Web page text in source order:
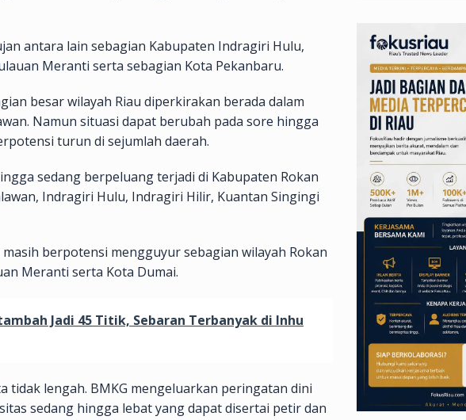
antara lain sebagian Kabupaten Indragiri Hulu,
Meranti serta sebagian Kota Pekanbaru.
besar wilayah Riau diperkirakan berada dalam
Namun situasi dapat berubah pada sore hingga
turun di sejumlah daerah.
sedang berpeluang terjadi di Kabupaten Rokan
Indragiri Hulu, Indragiri Hilir, Kuantan Singingi
berpotensi mengguyur sebagian wilayah Rokan
Meranti serta Kota Dumai.
Jadi 45 Titik, Sebaran Terbanyak di Inhu
tidak lengah. BMKG mengeluarkan peringatan dini
sedang hingga lebat yang dapat disertai petir dan